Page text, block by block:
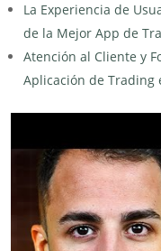
La Experiencia de
de la Mejor App de
Atención al Cliente y
Aplicación de Trading